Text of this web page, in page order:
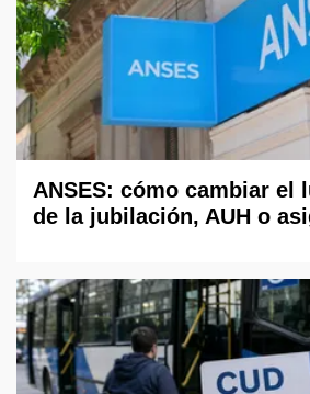
ANSES: cómo cambiar el
de la jubilación, AUH o